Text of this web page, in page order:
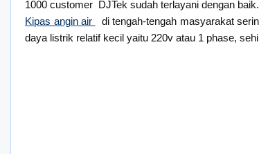
1000 customer DJTek sudah terlayani dengan
Kipas angin air
di tengah-tengah masyarakat
daya listrik relatif kecil yaitu 220v atau 1 phase,